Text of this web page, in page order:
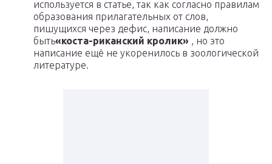
используется в статье, так как согласно правилам
образования прилагательных от слов,
пишущихся через дефис, написание должно
быть«коста-риканский кролик» , но это
написание ещё не укоренилось в зоологической
литературе.